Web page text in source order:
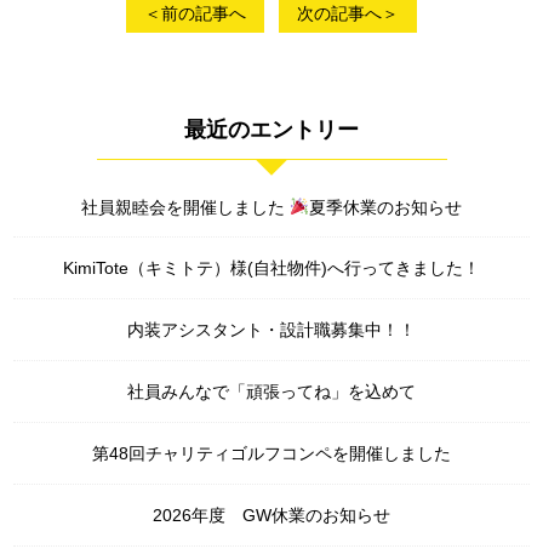
＜前の記事へ 次の記事へ＞
最近のエントリー
社員親睦会を開催しました 夏季休業のお知らせ
KimiTote（キミトテ）様(自社物件)へ行ってきました！
内装アシスタント・設計職募集中！！
社員みんなで「頑張ってね」を込めて
第48回チャリティゴルフコンペを開催しました
2026年度 GW休業のお知らせ